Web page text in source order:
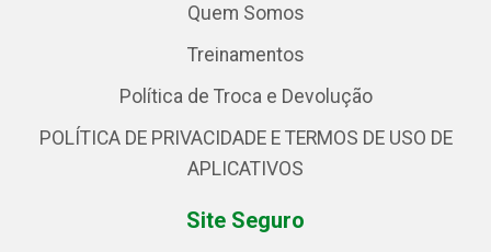
Quem Somos
Treinamentos
Política de Troca e Devolução
POLÍTICA DE PRIVACIDADE E TERMOS DE USO DE
APLICATIVOS
Site Seguro